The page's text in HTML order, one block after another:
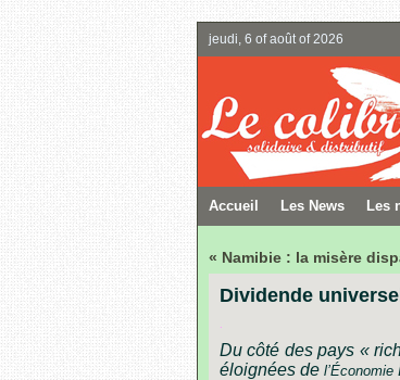
jeudi, 6 of août of 2026
Accueil Les News Les
« Namibie : la misère
Dividende
Du côté des pays «
éloignées de l’Économie